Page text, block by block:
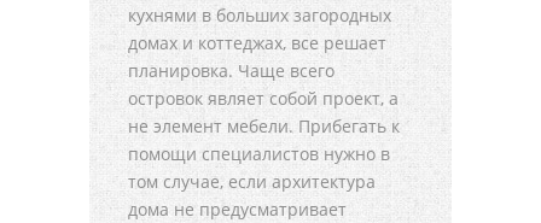
кухнями в больших загородных
домах и коттеджах, все решает
планировка. Чаще всего
островок являет собой проект, а
не элемент мебели. Прибегать к
помощи специалистов нужно в
том случае, если архитектура
дома не предусматривает